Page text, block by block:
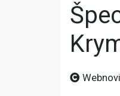
Špeciálne ukrajinské jednotky zaútočili na ruskú logistiku na